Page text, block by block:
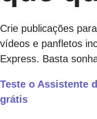
Crie publicações
vídeos e panfletos
Express. Basta
Teste o Assistente
grátis